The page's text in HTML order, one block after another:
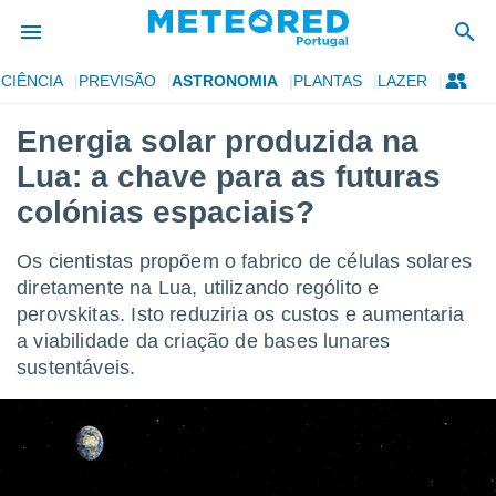
da
foi
para
fornecidas
CIÊNCIA PREVISÃO ASTRONOMIA PLANTAS LAZER
Energia solar produzida na
Lua: a chave para as futuras
colónias espaciais?
Os cientistas propõem o fabrico de células solares
diretamente na Lua, utilizando rególito e
perovskitas. Isto reduziria os custos e aumentaria
a viabilidade da criação de bases lunares
sustentáveis.